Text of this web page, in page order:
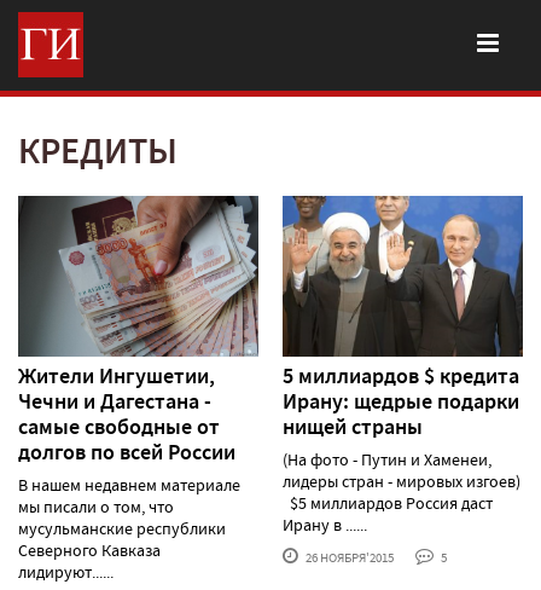
КРЕДИТЫ
Жители Ингушетии,
Чечни и Дагестана -
самые свободные от
долгов по всей России
В нашем недавнем материале
мы писали о том, что
мусульманские республики
Северного Кавказа
лидируют......
5 миллиардов $ кредита
Ирану: щедрые подарки
нищей страны
(На фото - Путин и Хаменеи,
лидеры стран - мировых изгоев)
$5 миллиардов Россия даст
Ирану в ......
26 НОЯБРЯ'2015 5